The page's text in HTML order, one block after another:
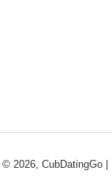
© 2026, CubDatingGo |